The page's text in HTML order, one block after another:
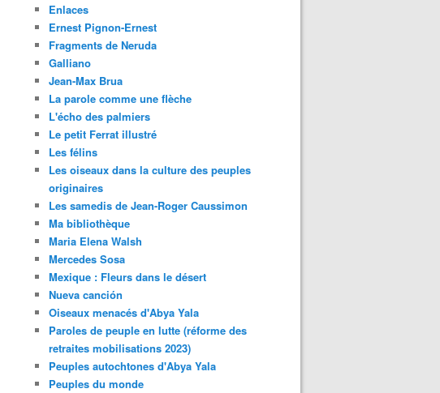
Enlaces
Ernest Pignon-Ernest
Fragments de Neruda
Galliano
Jean-Max Brua
La parole comme une flèche
L'écho des palmiers
Le petit Ferrat illustré
Les félins
Les oiseaux dans la culture des peuples
originaires
Les samedis de Jean-Roger Caussimon
Ma bibliothèque
Maria Elena Walsh
Mercedes Sosa
Mexique : Fleurs dans le désert
Nueva canción
Oiseaux menacés d'Abya Yala
Paroles de peuple en lutte (réforme des
retraites mobilisations 2023)
Peuples autochtones d'Abya Yala
Peuples du monde